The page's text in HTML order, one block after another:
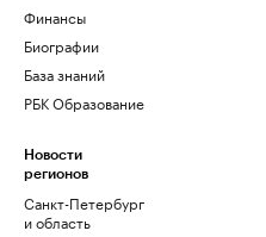
Финансы
Биографии
База знаний
РБК Образование
Новости
регионов
Санкт-Петербург
и область